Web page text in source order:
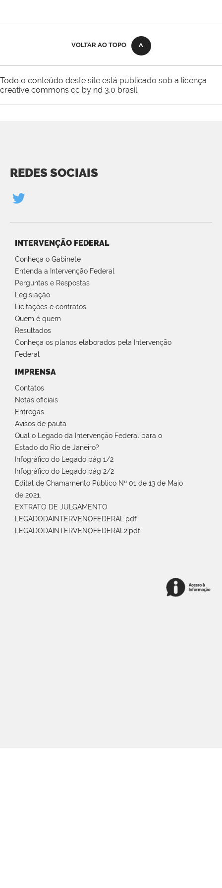
VOLTAR AO TOPO
Todo o conteúdo deste site está publicado sob a licença
creative commons cc by nd 3.0 brasil
REDES SOCIAIS
INTERVENÇÃO FEDERAL
Conheça o Gabinete
Entenda a Intervenção Federal
Perguntas e Respostas
Legislação
Licitações e contratos
Quem é quem
Resultados
Conheça os planos elaborados pela Intervenção
Federal
IMPRENSA
Contatos
Notas oficiais
Entregas
Avisos de pauta
Qual o Legado da Intervenção Federal para o
Estado do Rio de Janeiro?
Infográfico do Legado pág 1/2
Infográfico do Legado pág 2/2
Edital de Chamamento Público Nº 01 de 13 de Maio
de 2021.
EXTRATO DE JULGAMENTO
LEGADODAINTERVENOFEDERAL.pdf
LEGADODAINTERVENOFEDERAL2.pdf